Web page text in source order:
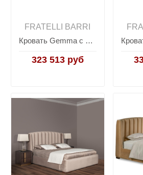
FRATELLI BARRI
Кровать Gemma с решеткой SELECTION, FRATELLI BARRI
323 513 руб